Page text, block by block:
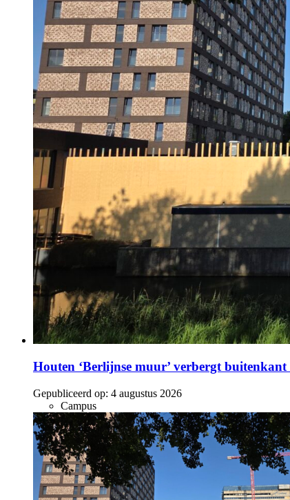
Houten ‘Berlijnse muur’ verbergt
Gepubliceerd op: 4 augustus 2026
Campus